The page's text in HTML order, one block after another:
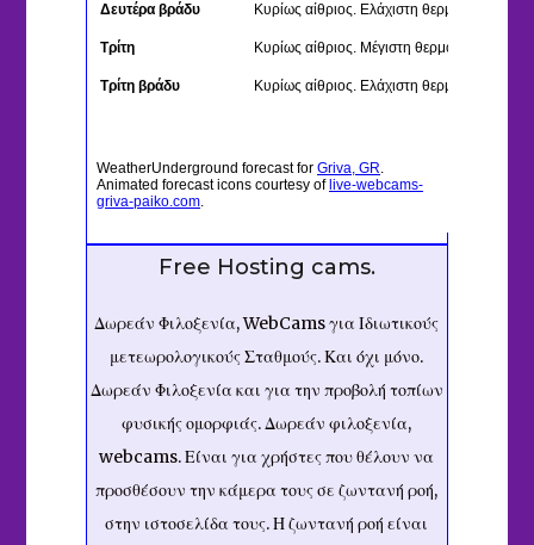
Free Hosting cams.
Δωρεάν Φιλοξενία, WebCams για Ιδιωτικούς
μετεωρολογικούς Σταθμούς. Και όχι μόνο.
Δωρεάν Φιλοξενία και για την προβολή τοπίων
φυσικής ομορφιάς. Δωρεάν φιλοξενία,
webcams. Είναι για χρήστες που θέλουν να
προσθέσουν την κάμερα τους σε ζωντανή ροή,
στην ιστοσελίδα τους. Η ζωντανή ροή είναι